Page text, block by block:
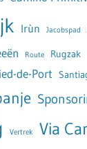
Irùn Jacobspad
Route Rugzak
de-Port
Vertrek Via